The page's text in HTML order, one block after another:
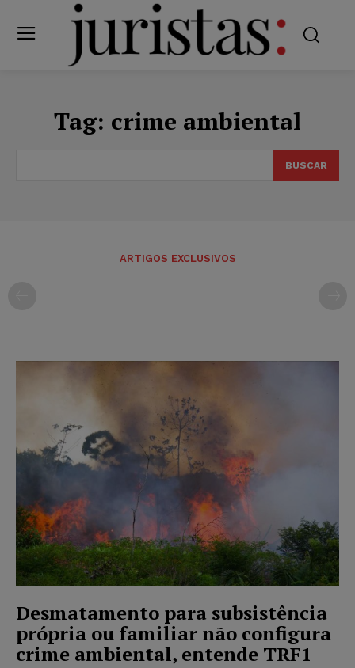
Tag: crime ambiental
BUSCAR
ARTIGOS EXCLUSIVOS
Desmatamento para subsistência
própria ou familiar não configura
crime ambiental, entende TRF1